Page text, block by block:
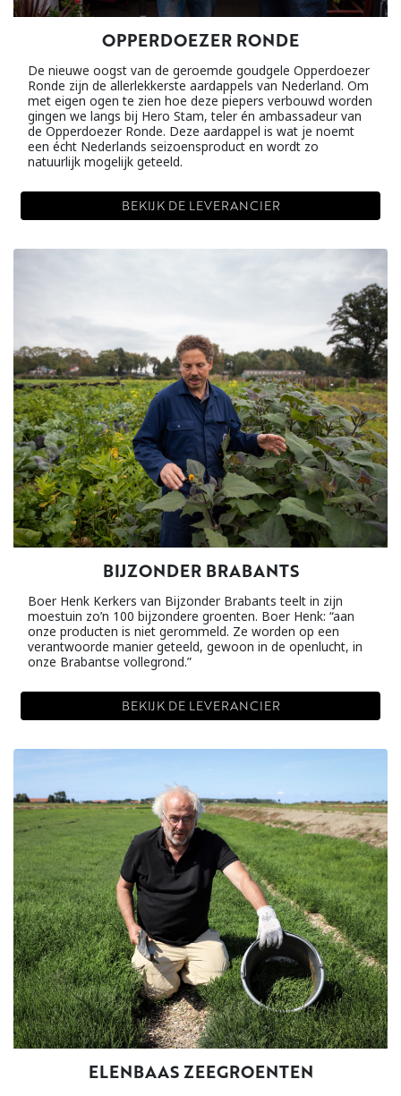
OPPERDOEZER RONDE
De nieuwe oogst van de geroemde goudgele Opperdoezer
Ronde zijn de allerlekkerste aardappels van Nederland. Om
met eigen ogen te zien hoe deze piepers verbouwd worden
gingen we langs bij Hero Stam, teler én ambassadeur van
de Opperdoezer Ronde. Deze aardappel is wat je noemt
een écht Nederlands seizoensproduct en wordt zo
natuurlijk mogelijk geteeld.
BEKIJK DE LEVERANCIER
BIJZONDER BRABANTS
Boer Henk Kerkers van Bijzonder Brabants teelt in zijn
moestuin zo’n 100 bijzondere groenten. Boer Henk: “aan
onze producten is niet gerommeld. Ze worden op een
verantwoorde manier geteeld, gewoon in de openlucht, in
onze Brabantse vollegrond.”
BEKIJK DE LEVERANCIER
ELENBAAS ZEEGROENTEN